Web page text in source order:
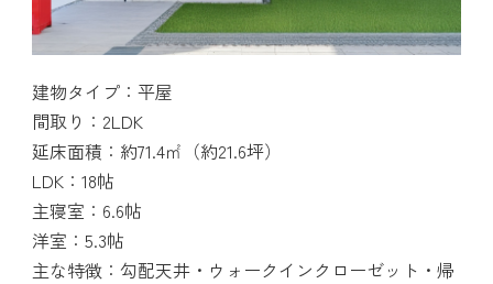
建物タイプ：平屋
間取り：2LDK
延床面積：約71.4㎡（約21.6坪）
LDK：18帖
主寝室：6.6帖
洋室：5.3帖
主な特徴：勾配天井・ウォークインクローゼット・帰